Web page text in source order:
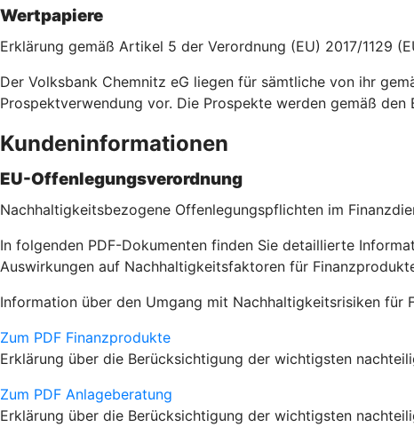
Wertpapiere
Erklärung gemäß Artikel 5 der Verordnung (EU) 2017/1129
Der Volksbank Chemnitz eG liegen für sämtliche von ihr
Prospektverwendung vor. Die Prospekte werden gemäß
Kundeninformationen
EU-Offenlegungsverordnung
Nachhaltigkeitsbezogene Offenlegungspflichten im
In folgenden PDF-Dokumenten finden Sie detaillierte
Auswirkungen auf Nachhaltigkeitsfaktoren für
Information über den Umgang mit Nachhaltigkeitsrisiken für
Zum PDF Finanzprodukte
Erklärung über die Berücksichtigung der wichtigsten
Zum PDF Anlageberatung
Erklärung über die Berücksichtigung der wichtigsten